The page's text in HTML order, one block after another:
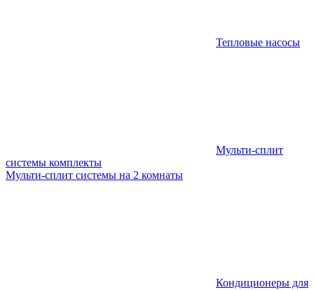
Тепловые насосы
Мульти-сплит
системы комплекты
Мульти-сплит системы на 2 комнаты
Кондиционеры для